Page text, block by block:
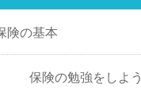
険の基本
保険の勉強をしよう